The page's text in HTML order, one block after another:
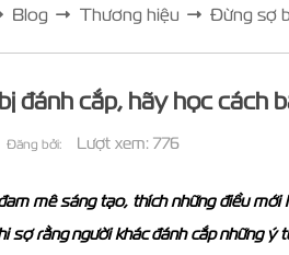
Blog Thương hiệu Đừng sợ
đánh cắp, hãy học cách
Đăng bởi: Lượt xem: 776
mê sáng tạo, thích những điều
sợ rằng người khác đánh cắp những